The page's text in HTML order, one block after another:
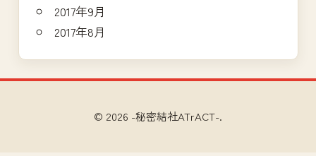
2017年9月
2017年8月
© 2026 -秘密結社ATrACT-.